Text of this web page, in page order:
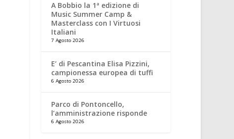
A Bobbio la 1ª edizione di
Music Summer Camp &
Masterclass con I Virtuosi
Italiani
7 Agosto 2026
E’ di Pescantina Elisa Pizzini,
campionessa europea di tuffi
6 Agosto 2026
Parco di Pontoncello,
l’amministrazione risponde
6 Agosto 2026